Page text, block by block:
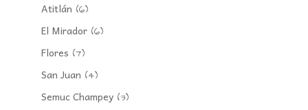
Atitlán (6)
El Mirador(6)
Flores (7)
San Juan (4)
Semuc Champey(3)